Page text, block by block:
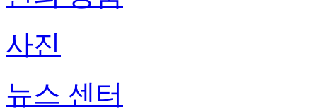
사진
뉴스 센터